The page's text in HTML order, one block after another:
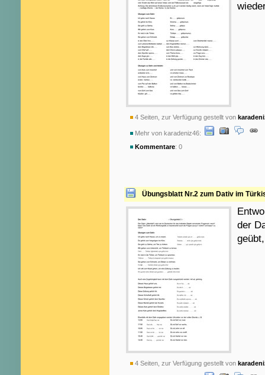
4 Seiten, zur Verfügung gestellt von
Mehr von karadeniz46:
Kommentare: 0
Übungsblatt Nr.2 zum Dativ im
der
4 Seiten, zur Verfügung gestellt von